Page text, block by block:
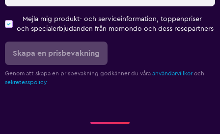
Mejla mig produkt- och serviceinformation, toppenpriser
och specialerbjudanden från momondo och dess resepartners
Skapa en prisbevakning
Genom att skapa en prisbevakning godkänner du våra användarvillkor och
sekretesspolicy.